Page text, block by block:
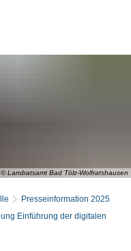
© Landratsamt Bad Tölz-Wolfratshausen
Presseinformation 2025
Einführung der digitalen